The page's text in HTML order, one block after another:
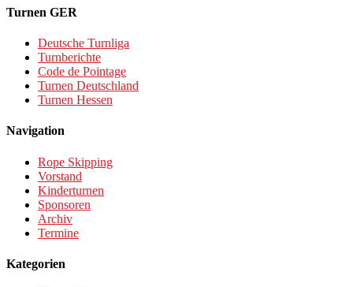
Turnen GER
Deutsche Turnliga
Turnberichte
Code de Pointage
Turnen Deutschland
Turnen Hessen
Navigation
Rope Skipping
Vorstand
Kinderturnen
Sponsoren
Archiv
Termine
Kategorien